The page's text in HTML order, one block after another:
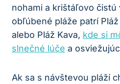
nohami a krištáľovo čistú
obľúbené pláže patrí
alebo Pláž Kava, kde si
slnečné lúče a
Ak sa s návštevou pláží